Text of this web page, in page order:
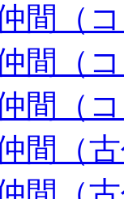
間（
間（
間（
間（